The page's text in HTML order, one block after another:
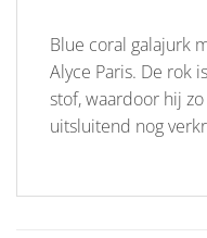
Blue coral galajurk
Alyce Paris. De rok
stof, waardoor hij
uitsluitend nog